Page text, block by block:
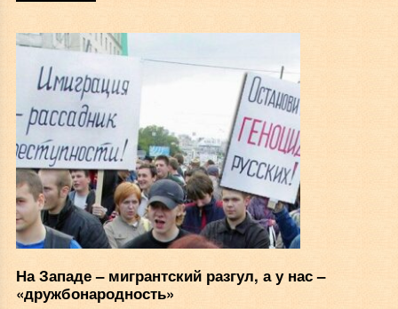
На Западе – мигрантский разгул, а у нас –
«дружбонародность»